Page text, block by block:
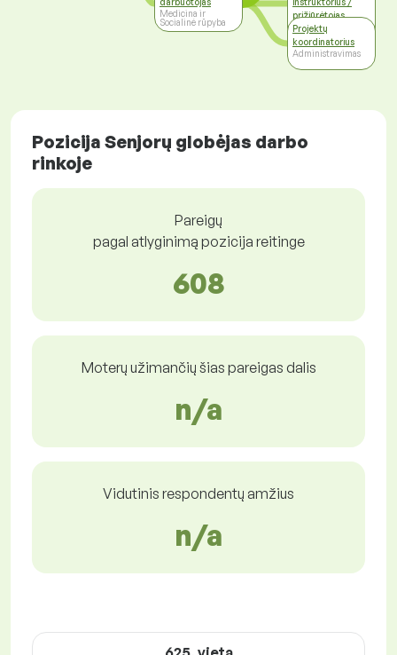
Medicina ir
Socialinė rūpyba
prižiūrėtojas
Švietimas, Mokslas
ir Tyrimai
Projektų
koordinatorius
Administravimas
Pozicija Senjorų globėjas darbo
rinkoje
Pareigų
pagal atlyginimą pozicija reitinge
608
Moterų užimančių šias pareigas dalis
n/a
Vidutinis respondentų amžius
n/a